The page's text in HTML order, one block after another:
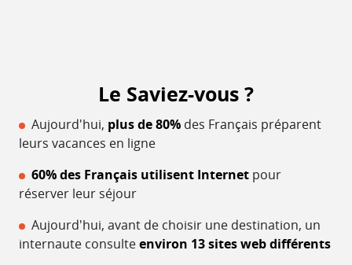
Le Saviez-vous ?
Aujourd'hui, plus de 80% des Français préparent
leurs vacances en ligne
60% des Français utilisent Internet pour
réserver leur séjour
Aujourd'hui, avant de choisir une destination, un
internaute consulteenviron 13 sites web différents